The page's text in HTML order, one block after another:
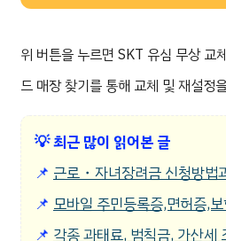
위 버튼을 누르면 SKT 유심 무상 교
드 매장 찾기를 통해 교체 및 재설정
💡최근 많이 읽어본 글
📌 근로・자녀장려금 신청방법
📌 모바일 주민등록증,면허증,
📌 각종 과태료, 범칙금, 가산세